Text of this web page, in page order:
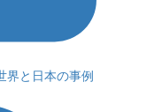
界と日本の事例